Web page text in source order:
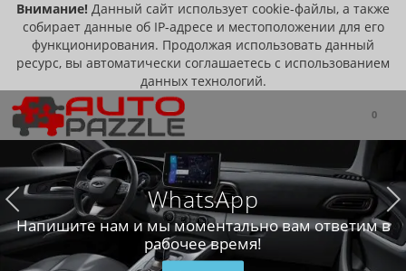
Внимание! Данный сайт использует cookie-файлы, а также
собирает данные об IP-адресе и местоположении для его
функционирования. Продолжая использовать данный
ресурс, вы автоматически соглашаетесь с использованием
данных технологий.
0
WhatsApp
Напишите нам и мы моментально вам ответим в
рабочее время!